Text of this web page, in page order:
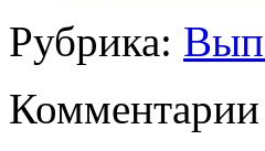
Рубрика: